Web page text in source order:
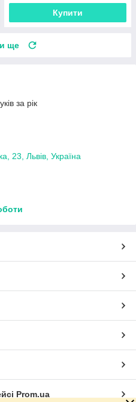
Купити
ще
за рік
23, Львів, Україна
Prom.ua